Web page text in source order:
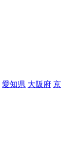
愛知県 大阪府 京